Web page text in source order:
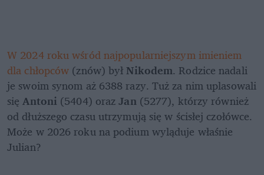
W 2024 roku wśród najpopularniejszym imieniem
dla chłopców (znów) był Nikodem. Rodzice nadali
je swoim synom aż 6388 razy. Tuż za nim uplasowali
się Antoni (5404) oraz Jan (5277), którzy również
od dłuższego czasu utrzymują się w ścisłej czołówce.
Może w 2026 roku na podium wyląduje właśnie
Julian?